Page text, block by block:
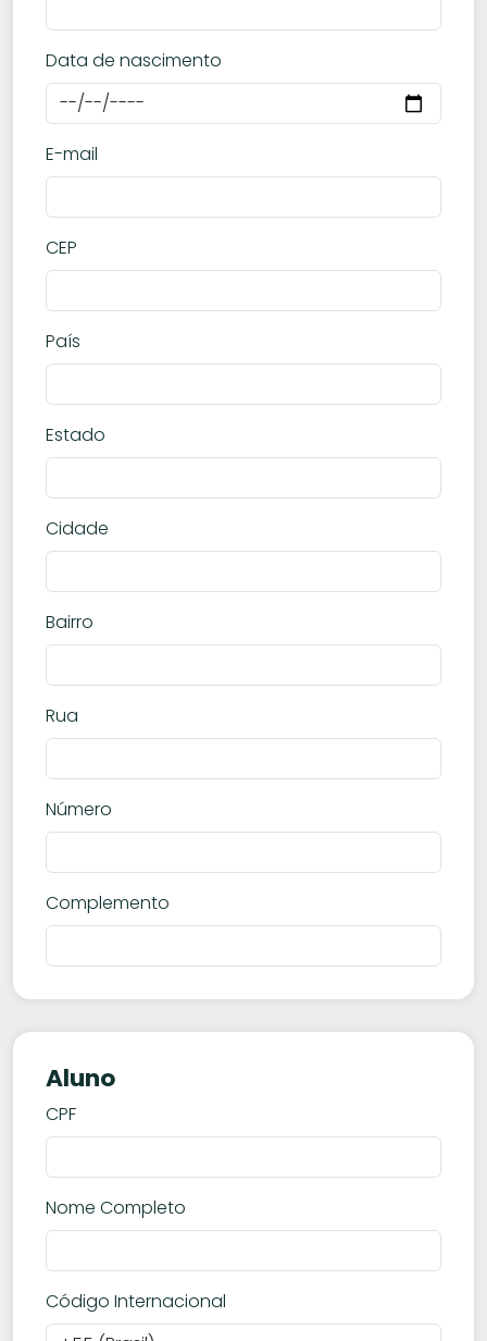
Data de nascimento
E-mail
CEP
País
Estado
Cidade
Bairro
Rua
Número
Complemento
Aluno
CPF
Nome Completo
Código Internacional